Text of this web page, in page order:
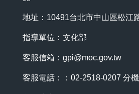
地址：10491台北市中山區松江
指導單位：文化部
客服信箱： gpi@moc.gov.tw
客服電話：：02-2518-0207 分